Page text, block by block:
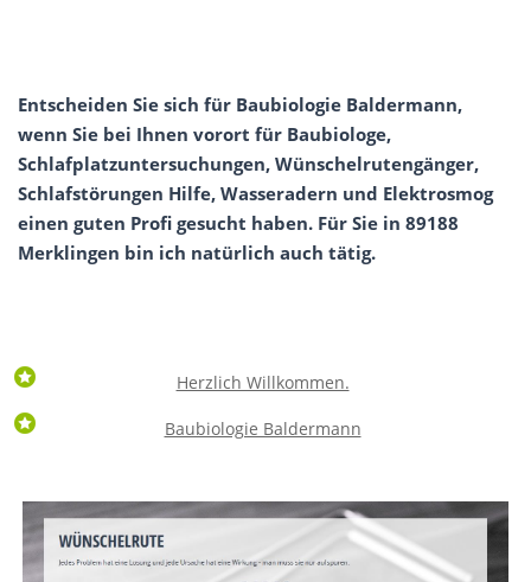
Entscheiden Sie sich für Baubiologie Baldermann,
wenn Sie bei Ihnen vorort für Baubiologe,
Schlafplatzuntersuchungen, Wünschelrutengänger,
Schlafstörungen Hilfe, Wasseradern und Elektrosmog
einen guten Profi gesucht haben. Für Sie in 89188
Merklingen bin ich natürlich auch tätig.
Herzlich Willkommen.
Baubiologie Baldermann